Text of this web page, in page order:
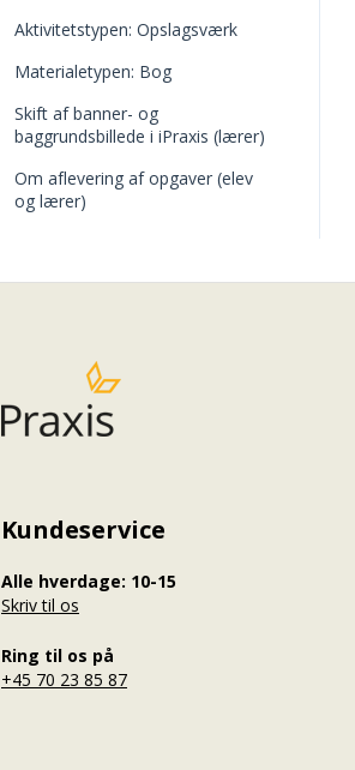
Aktivitetstypen: Opslagsværk
Materialetypen: Bog
Skift af banner- og
baggrundsbillede i iPraxis (lærer)
Om aflevering af opgaver (elev
og lærer)
Kundeservice
Alle hverdage: 10-15
Skriv til os
Ring til os på
+45 70 23 85 87